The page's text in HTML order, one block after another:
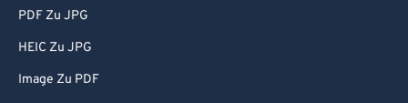
PDF Zu JPG
HEIC Zu JPG
Image Zu PDF